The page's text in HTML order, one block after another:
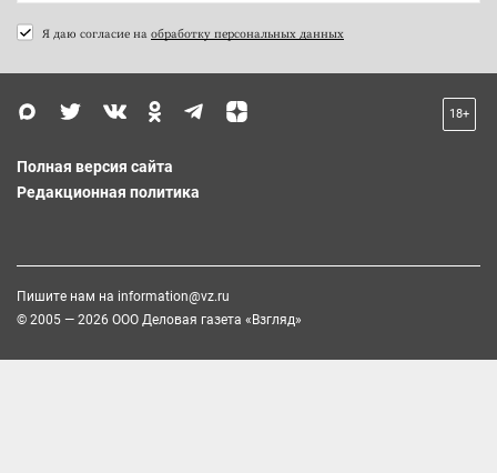
Я даю согласие на обработку персональных данных
18+
Полная версия сайта
Редакционная политика
Пишите нам на information@vz.ru
© 2005 — 2026 ООО Деловая газета «Взгляд»